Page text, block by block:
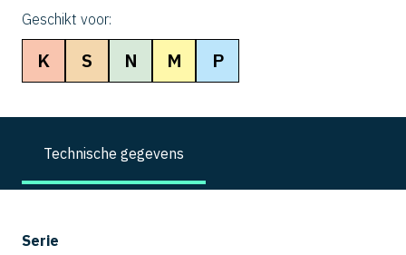
Geschikt voor:
K S N M P
Technische gegevens
Serie